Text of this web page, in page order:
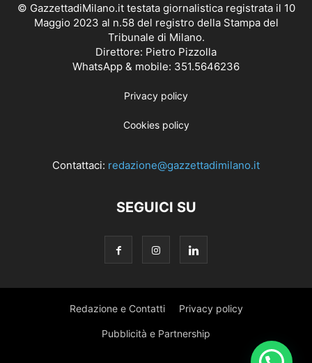
© GazzettadiMilano.it testata giornalistica registrata il 10
Maggio 2023 al n.58 del registro della Stampa del
Tribunale di Milano.
Direttore: Pietro Pizzolla
WhatsApp & mobile: 351.5646236
Privacy policy
Cookies policy
Contattaci: redazione@gazzettadimilano.it
SEGUICI SU
Redazione e Contatti Privacy policy
Pubblicità e Partnership